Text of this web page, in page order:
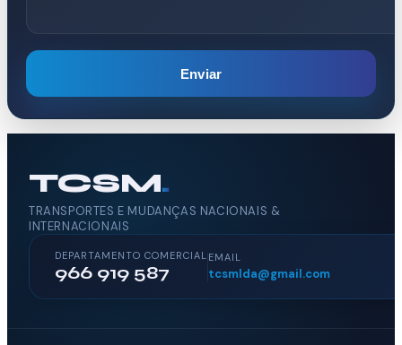
Enviar
TCSM.
TRANSPORTES E MUDANÇAS NACIONAIS &
INTERNACIONAIS
DEPARTAMENTO COMERCIAL
966 919 587
EMAIL
tcsmlda@gmail.com